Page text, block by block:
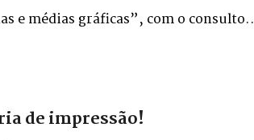
e médias gráficas”, com o consultor
de impressão!